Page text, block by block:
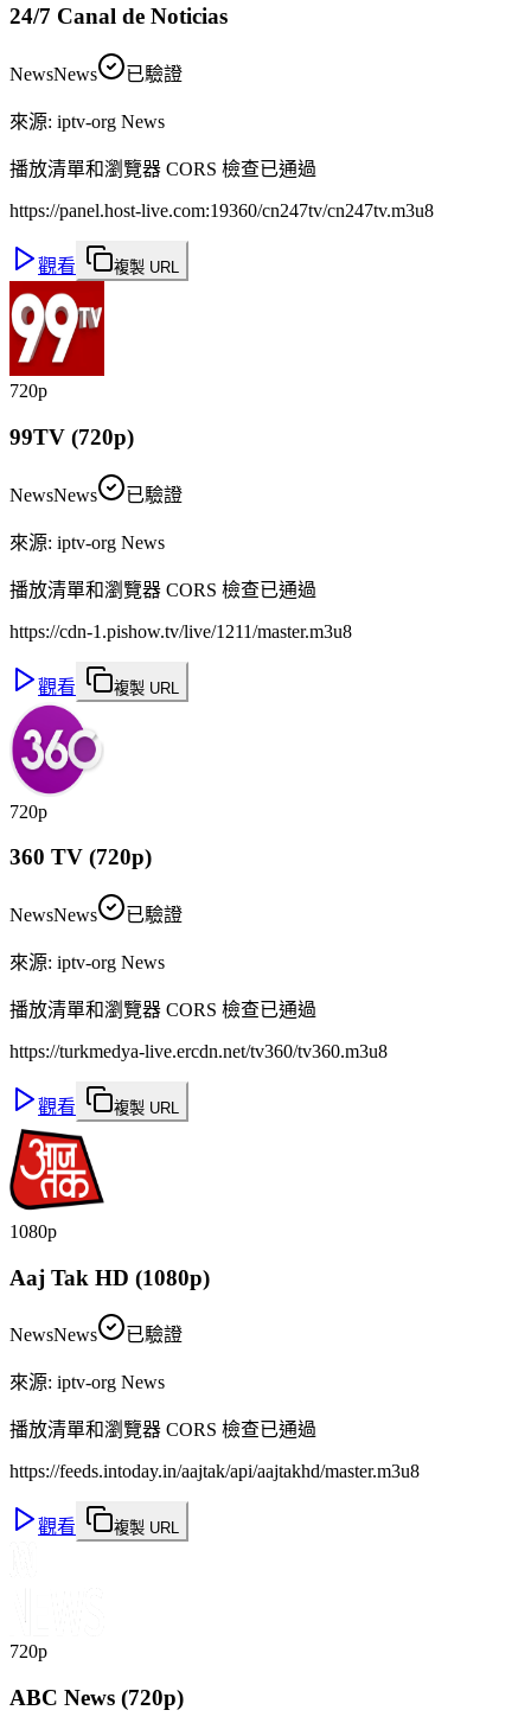
24/7 Canal de Noticias
NewsNews 已驗證
來源: iptv-org News
播放清單和瀏覽器 CORS 檢查已通過
https://panel.host-live.com:19360/cn247tv/cn247tv.m3u8
觀看 複製 URL
720p
99TV (720p)
NewsNews 已驗證
來源: iptv-org News
播放清單和瀏覽器 CORS 檢查已通過
https://cdn-1.pishow.tv/live/1211/master.m3u8
觀看 複製 URL
720p
360 TV (720p)
NewsNews 已驗證
來源: iptv-org News
播放清單和瀏覽器 CORS 檢查已通過
https://turkmedya-live.ercdn.net/tv360/tv360.m3u8
觀看 複製 URL
1080p
Aaj Tak HD (1080p)
NewsNews 已驗證
來源: iptv-org News
播放清單和瀏覽器 CORS 檢查已通過
https://feeds.intoday.in/aajtak/api/aajtakhd/master.m3u8
觀看 複製 URL
720p
ABC News (720p)